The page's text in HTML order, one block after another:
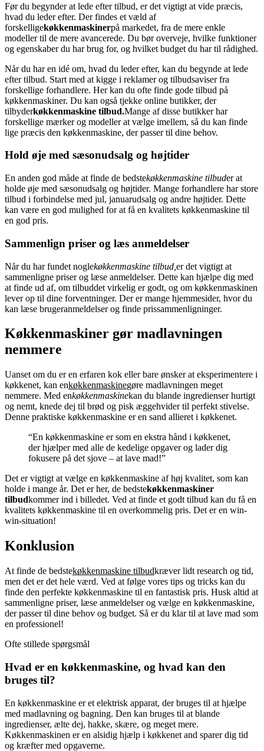
Før du begynder at lede efter tilbud, er det vigtigt at vide præcis,
hvad du leder efter. Der findes et væld af
forskelligekøkkenmaskinerpå markedet, fra de mere enkle
modeller til de mere avancerede. Du bør overveje, hvilke funktioner
og egenskaber du har brug for, og hvilket budget du har til rådighed.
Når du har en idé om, hvad du leder efter, kan du begynde at lede
efter tilbud. Start med at kigge i reklamer og tilbudsaviser fra
forskellige forhandlere. Her kan du ofte finde gode tilbud på
køkkenmaskiner. Du kan også tjekke online butikker, der
tilbyderkøkkenmaskine tilbud.Mange af disse butikker har
forskellige mærker og modeller at vælge imellem, så du kan finde
lige præcis den køkkenmaskine, der passer til dine behov.
Hold øje med sæsonudsalg og højtider
En anden god måde at finde de bedstekøkkenmaskine tilbuder at
holde øje med sæsonudsalg og højtider. Mange forhandlere har store
tilbud i forbindelse med jul, januarudsalg og andre højtider. Dette
kan være en god mulighed for at få en kvalitets køkkenmaskine til
en god pris.
Sammenlign priser og læs anmeldelser
Når du har fundet noglekøkkenmaskine tilbud, er det vigtigt at
sammenligne priser og læse anmeldelser. Dette kan hjælpe dig med
at finde ud af, om tilbuddet virkelig er godt, og om køkkenmaskinen
lever op til dine forventninger. Der er mange hjemmesider, hvor du
kan læse brugeranmeldelser og finde prissammenligninger.
Køkkenmaskiner gør madlavningen
nemmere
Uanset om du er en erfaren kok eller bare ønsker at eksperimentere i
køkkenet, kan enkøkkenmaskinegøre madlavningen meget
nemmere. Med enkøkkenmaskinekan du blande ingredienser hurtigt
og nemt, knede dej til brød og pisk æggehvider til perfekt stivelse.
Denne praktiske køkkenmaskine er en sand allieret i køkkenet.
“En køkkenmaskine er som en ekstra hånd i køkkenet,
der hjælper med alle de kedelige opgaver og lader dig
fokusere på det sjove – at lave mad!”
Det er vigtigt at vælge en køkkenmaskine af høj kvalitet, som kan
holde i mange år. Det er her, de bedstekøkkenmaskiner
tilbudkommer ind i billedet. Ved at finde et godt tilbud kan du få en
kvalitets køkkenmaskine til en overkommelig pris. Det er en win-
win-situation!
Konklusion
At finde de bedstekøkkenmaskine tilbudkræver lidt research og tid,
men det er det hele værd. Ved at følge vores tips og tricks kan du
finde den perfekte køkkenmaskine til en fantastisk pris. Husk altid at
sammenligne priser, læse anmeldelser og vælge en køkkenmaskine,
der passer til dine behov og budget. Så er du klar til at lave mad som
en professionel!
Ofte stillede spørgsmål
Hvad er en køkkenmaskine, og hvad kan den
bruges til?
En køkkenmaskine er et elektrisk apparat, der bruges til at hjælpe
med madlavning og bagning. Den kan bruges til at blande
ingredienser, ælte dej, hakke, skære, og meget mere.
Køkkenmaskinen er en alsidig hjælp i køkkenet and sparer dig tid
og kræfter med opgaverne.